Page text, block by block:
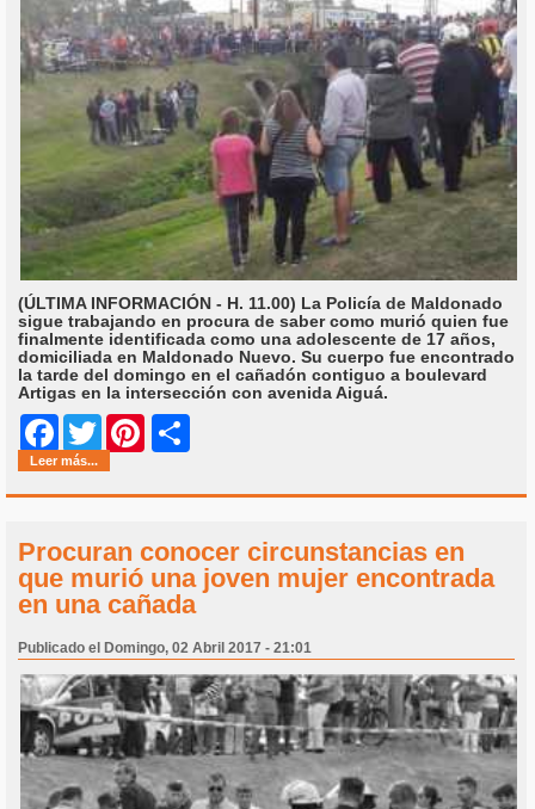
(ÚLTIMA INFORMACIÓN - H. 11.00) La Policía de Maldonado
sigue trabajando en procura de saber como murió quien fue
finalmente identificada como una adolescente de 17 años,
domiciliada en Maldonado Nuevo. Su cuerpo fue encontrado
la tarde del domingo en el cañadón contiguo a boulevard
Artigas en la intersección con avenida Aiguá.
Facebook
Twitter Pinterest
Leer más...
Procuran conocer circunstancias en
que murió una joven mujer encontrada
en una cañada
Publicado el Domingo, 02 Abril 2017 - 21:01